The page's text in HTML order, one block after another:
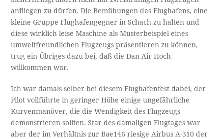
anfliegen zu dürfen. Die Bemühungen des Flughafens, eine
kleine Gruppe Flughafengegner in Schach zu halten und
diese wirklich leise Maschine als Musterbeispiel eines
umweltfreundlichen Flugzeugs präsentieren zu können,
trug ein Übriges dazu bei, daß die Dan Air Hoch
willkommen war.
Ich war damals selber bei diesem Flughafenfest dabei, der
Pilot vollführte in geringer Höhe einige ungefährliche
Kurvenmanöver, die die Wendigkeit des Flugzeugs
demonstrieren sollten. Star des damaligen Flugtages war
aber der im Verhältnis zur Bae146 riesige Airbus A-310 der